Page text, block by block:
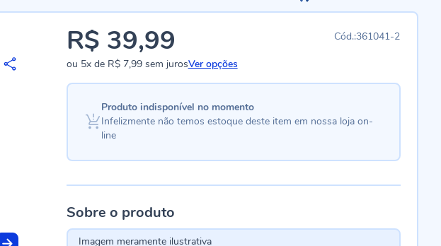
361041-2
R$ 39,99
ou 5xde R$ 7,99sem jurosVer opções
Produto indisponível no momento
Infelizmente não temos estoque deste item em nossa loja on-
line
Sobre o produto
Imagem meramente ilustrativa